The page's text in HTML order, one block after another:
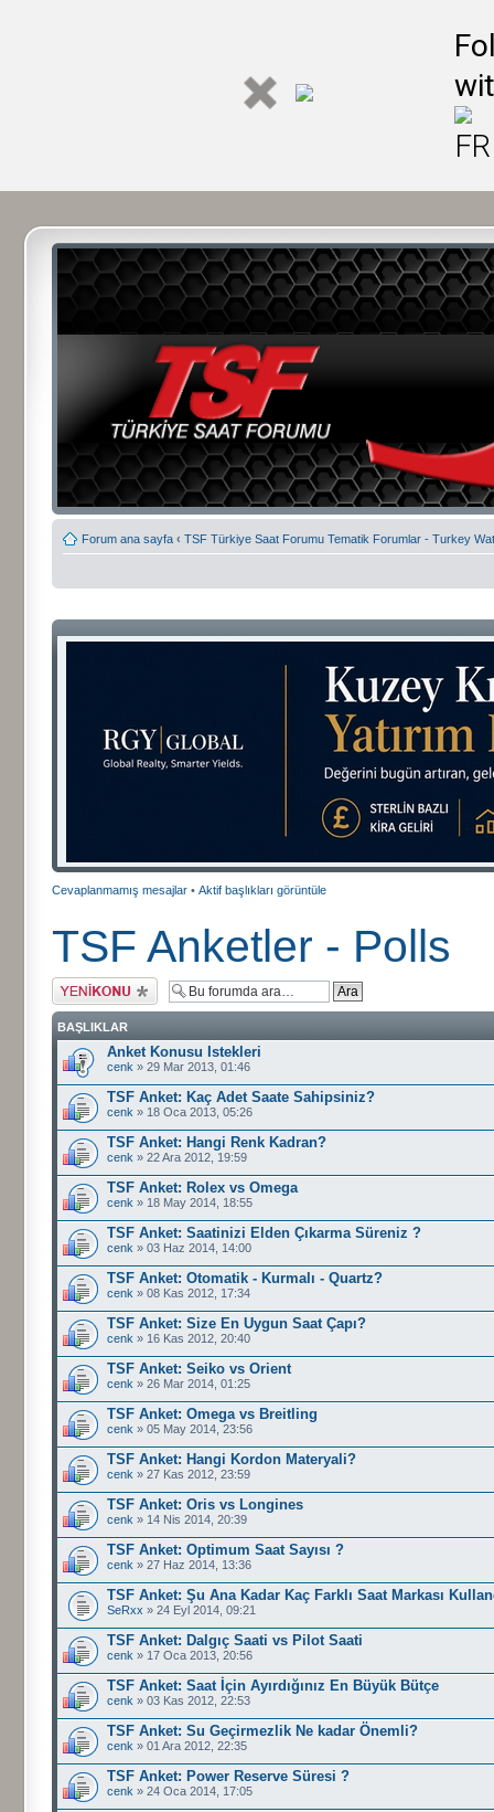
Forum ana sayfa ‹ TSF Türkiye Saat Forumu Tematik Forumlar - Turkey
Cevaplanmamış mesajlar • Aktif başlıkları görüntüle
TSF Anketler - Polls
Yeni bir başlık
gönder
BAŞLIKLAR
Anket Konusu Istekleri
cenk » 29 Mar 2013, 01:46
TSF Anket: Kaç Adet Saate Sahipsiniz?
cenk » 18 Oca 2013, 05:26
TSF Anket: Hangi Renk Kadran?
cenk » 22 Ara 2012, 19:59
TSF Anket: Rolex vs Omega
cenk » 18 May 2014, 18:55
TSF Anket: Saatinizi Elden Çıkarma Süreniz ?
cenk » 03 Haz 2014, 14:00
TSF Anket: Otomatik - Kurmalı - Quartz?
cenk » 08 Kas 2012, 17:34
TSF Anket: Size En Uygun Saat Çapı?
cenk » 16 Kas 2012, 20:40
TSF Anket: Seiko vs Orient
cenk » 26 Mar 2014, 01:25
TSF Anket: Omega vs Breitling
cenk » 05 May 2014, 23:56
TSF Anket: Hangi Kordon Materyali?
cenk » 27 Kas 2012, 23:59
TSF Anket: Oris vs Longines
cenk » 14 Nis 2014, 20:39
TSF Anket: Optimum Saat Sayısı ?
cenk » 27 Haz 2014, 13:36
TSF Anket: Şu Ana Kadar Kaç Farklı Saat Markası
SeRxx » 24 Eyl 2014, 09:21
TSF Anket: Dalgıç Saati vs Pilot Saati
cenk » 17 Oca 2013, 20:56
TSF Anket: Saat İçin Ayırdığınız En Büyük Bütçe
cenk » 03 Kas 2012, 22:53
TSF Anket: Su Geçirmezlik Ne kadar Önemli?
cenk » 01 Ara 2012, 22:35
TSF Anket: Power Reserve Süresi ?
cenk » 24 Oca 2014, 17:05